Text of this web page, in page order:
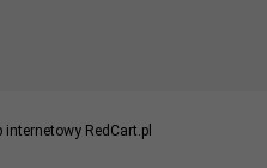
internetowyRedCart.pl